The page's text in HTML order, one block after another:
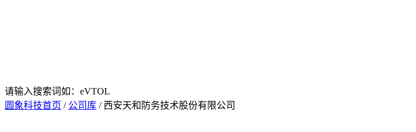
请输入搜索词如：eVTOL
圆象科技首页 / 公司库 / 西安天和防务技术股份有限公司